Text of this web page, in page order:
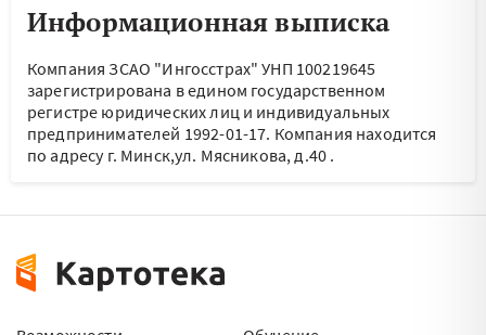
Информационная выписка
Компания ЗСАО "Ингосстрах" УНП 100219645
зарегистрирована в едином государственном
регистре юридических лиц и индивидуальных
предпринимателей 1992-01-17. Компания находится
по адресу г. Минск,ул. Мясникова, д.40 .